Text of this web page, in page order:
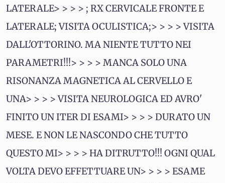
LATERALE> > > > ; RX CERVICALE FRONTE E
LATERALE; VISITA OCULISTICA;> > > > VISITA
DALL'OTTORINO. MA NIENTE TUTTO NEI
PARAMETRI!!!> > > > MANCA SOLO UNA
RISONANZA MAGNETICA AL CERVELLO E
UNA> > > > VISITA NEUROLOGICA ED AVRO'
FINITO UN ITER DI ESAMI> > > > DURATO UN
MESE. E NON LE NASCONDO CHE TUTTO
QUESTO MI> > > > HA DITRUTTO!!! OGNI QUAL
VOLTA DEVO EFFETTUARE UN> > > > ESAME